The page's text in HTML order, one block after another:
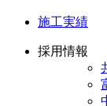
施工実績
採用情報